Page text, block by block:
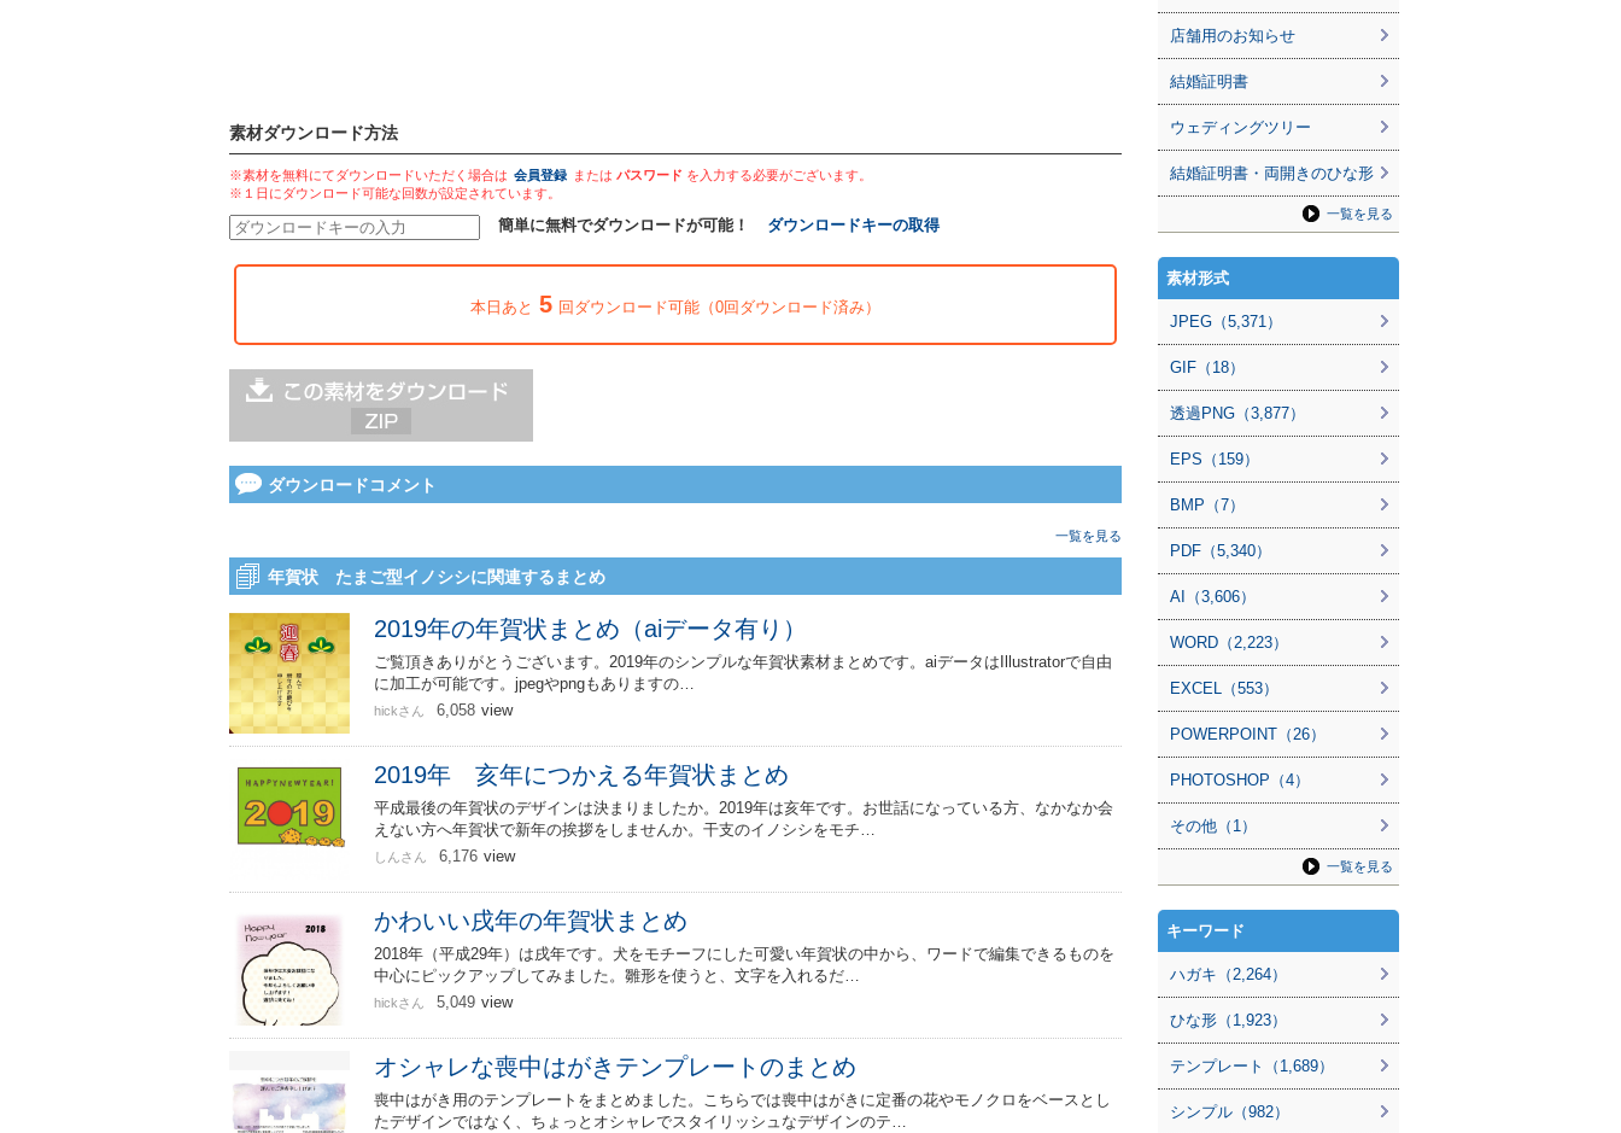
素材ダウンロード方法
※素材を無料にてダウンロードいただく場合は 会員登録 または パスワード を入力する必要がございます。
※１日にダウンロード可能な回数が設定されています。
簡単に無料でダウンロードが可能！ ダウンロードキーの取得
本日あと 5 回ダウンロード可能（0回ダウンロード済み）
ダウンロードコメント
一覧を見る
年賀状 たまご型イノシシに関連するまとめ
2019年の年賀状まとめ（aiデータ有り）
ご覧頂きありがとうございます。2019年のシンプルな年賀状素材まとめです。aiデータはIllustratorで自由
に加工が可能です。jpegやpngもありますの…
hickさん 6,058 view
2019年 亥年につかえる年賀状まとめ
平成最後の年賀状のデザインは決まりましたか。2019年は亥年です。お世話になっている方、なかなか会
えない方へ年賀状で新年の挨拶をしませんか。干支のイノシシをモチ…
しんさん 6,176 view
かわいい戌年の年賀状まとめ
2018年（平成29年）は戌年です。犬をモチーフにした可愛い年賀状の中から、ワードで編集できるものを
中心にピックアップしてみました。雛形を使うと、文字を入れるだ…
hickさん 5,049 view
オシャレな喪中はがきテンプレートのまとめ
喪中はがき用のテンプレートをまとめました。こちらでは喪中はがきに定番の花やモノクロをベースとし
たデザインではなく、ちょっとオシャレでスタイリッシュなデザインのテ…
店舗用のお知らせ
結婚証明書
ウェディングツリー
結婚証明書・両開きのひな形
一覧を見る
素材形式
JPEG（5,371）
GIF（18）
透過PNG（3,877）
EPS（159）
BMP（7）
PDF（5,340）
AI（3,606）
WORD（2,223）
EXCEL（553）
POWERPOINT（26）
PHOTOSHOP（4）
その他（1）
一覧を見る
キーワード
ハガキ（2,264）
ひな形（1,923）
テンプレート（1,689）
シンプル（982）